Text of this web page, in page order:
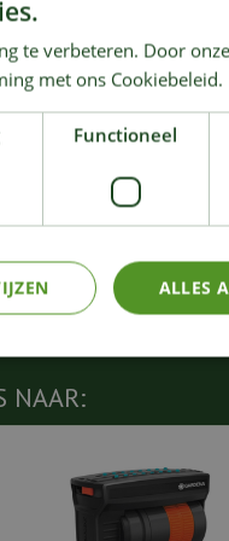
en
van je
NAAR:
te verbeteren. Door
met ons Cookiebeleid.
Functioneel
ALLES